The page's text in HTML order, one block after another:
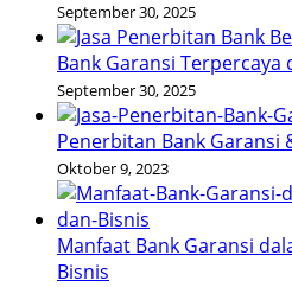
September 30, 2025
Bank Garansi Terpercaya
September 30, 2025
Penerbitan Bank Garansi
Oktober 9, 2023
Manfaat Bank Garansi
Bisnis